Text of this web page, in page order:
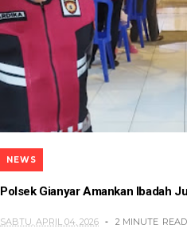
NEWS
Polsek Gianyar Amankan Ibadah
SABTU, APRIL 04, 2026 2 MINUTE READ